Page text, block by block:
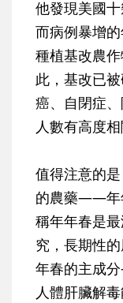
他發現美國
而病例暴增
種植基改農
此，基改已
癌、自閉症
人數有高度相
值得注意的
的農藥——年
稱年年春是
究，長期性
年春的主成
人體肝臟解